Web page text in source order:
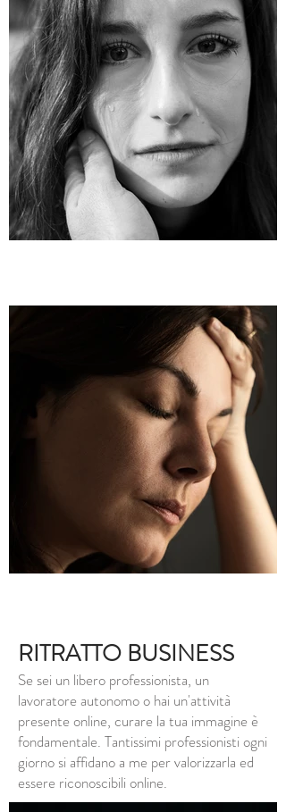
RITRATTO BUSINESS
Se sei un libero professionista, un
lavoratore autonomo o hai un'attività
presente online, curare la tua immagine è
fondamentale. Tantissimi professionisti ogni
giorno si affidano a me per valorizzarla ed
essere riconoscibili online.